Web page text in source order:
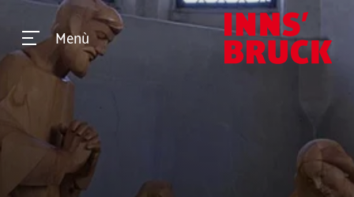
Menù